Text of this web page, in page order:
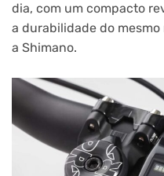
dia, com um compacto
a durabilidade do
a Shimano.